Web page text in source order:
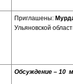
Приглашены:
Ульяновской
Обсуждение –